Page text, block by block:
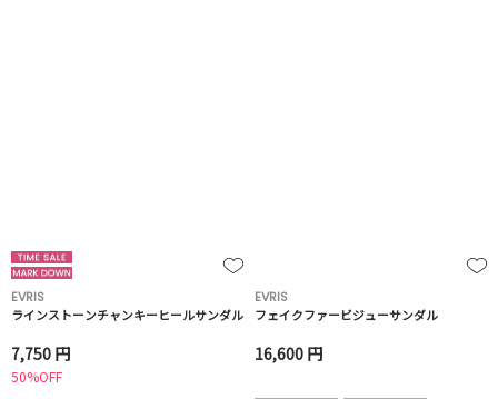
EVRIS
ラインストーンチャンキーヒールサンダル
7,750 円
50%OFF
EVRIS
フェイクファービジューサンダル
16,600 円